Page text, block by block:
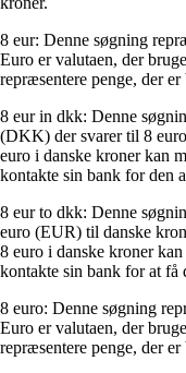
8 eur: Denne søgning
Euro er valutaen, der
repræsentere penge, der
8 eur in dkk: Denne
(DKK) der svarer til 8
euro i danske kroner kan
kontakte sin bank for den
8 eur to dkk: Denne
euro (EUR) til danske
8 euro i danske kroner
kontakte sin bank for at få
8 euro: Denne søgning
Euro er valutaen, der
repræsentere penge, der